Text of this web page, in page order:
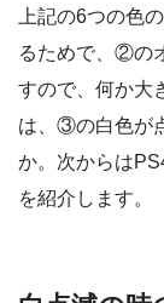
上記の6つの色
るためで、②の
すので、何か大
は、③の白色が
か。次からは
を紹介します。